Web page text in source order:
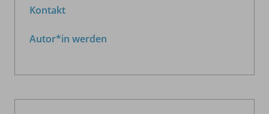
Kontakt
Autor*in werden